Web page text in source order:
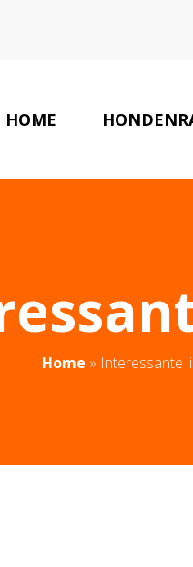
HOME
Home » Interessante